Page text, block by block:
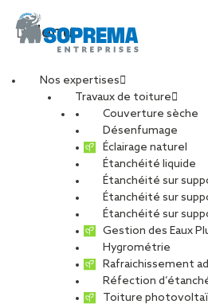
Menu
Nos expertises
Travaux de toiture
Couverture sèche
Désenfumage
Éclairage naturel
Étanchéité liquide
Étanchéité sur
Étanchéité sur
Étanchéité sur
Gestion des Eaux
Hygrométrie
Rafraichissement
Réfection
Toiture